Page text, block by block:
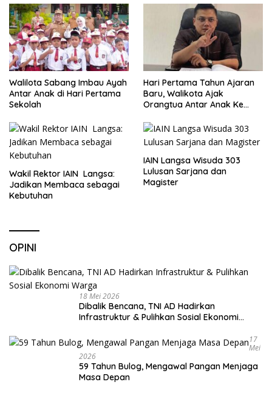
Walilota Sabang Imbau Ayah
Antar Anak di Hari Pertama
Sekolah
Hari Pertama Tahun Ajaran
Baru, Walikota Ajak
Orangtua Antar Anak Ke
Wakil Rektor IAIN Langsa:
Jadikan Membaca sebagai
Kebutuhan
IAIN Langsa Wisuda 303
Lulusan Sarjana dan
Magister
OPINI
18 Mei 2026
Dibalik Bencana, TNI AD Hadirkan
Infrastruktur & Pulihkan Sosial Ekonomi
17
Mei
2026
59 Tahun Bulog, Mengawal Pangan Menjaga
Masa Depan